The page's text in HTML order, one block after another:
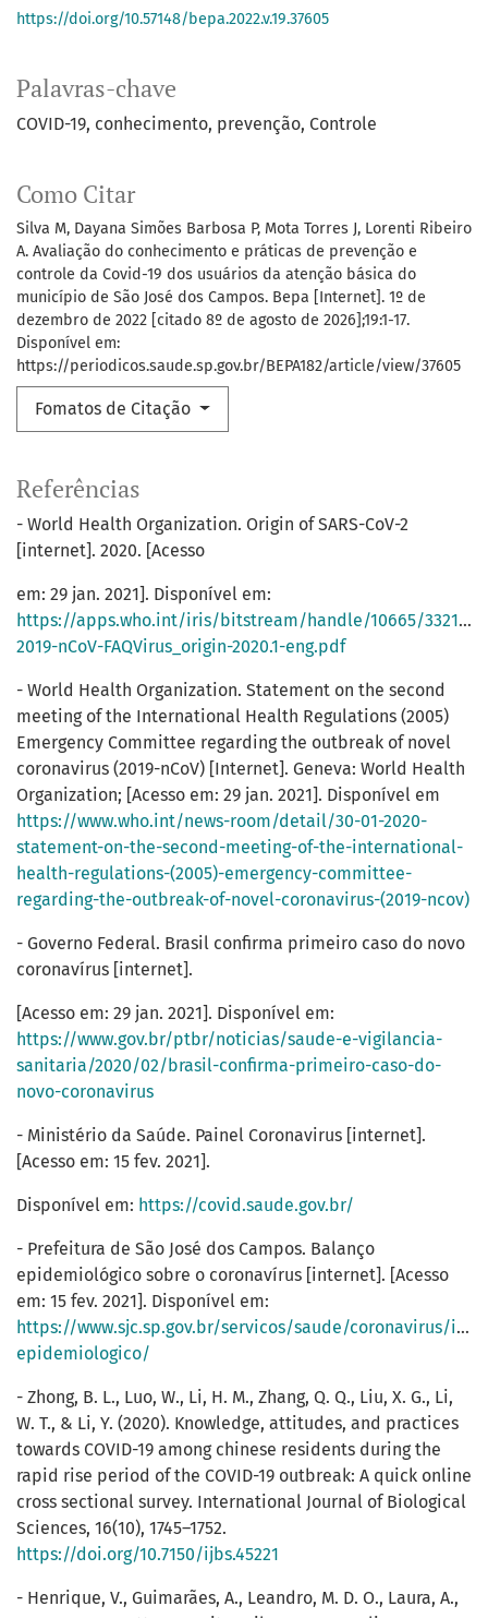
Palavras-chave
COVID-19 conhecimento prevenção Controle
Como Citar
Silva M, Dayana Simões Barbosa P, Mota Torres J, Lorenti Ribeiro
A. Avaliação do conhecimento e práticas de prevenção e
controle da Covid-19 dos usuários da atenção básica do
município de São José dos Campos. Bepa [Internet]. 1º de
dezembro de 2022 [citado 8º de agosto de 2026];19:1-17.
Disponível em:
https://periodicos.saude.sp.gov.br/BEPA182/article/view/37605
Fomatos de Citação
https://doi.org/10.57148/bepa.2022.v.19.37605
Referências
- World Health Organization. Origin of SARS-CoV-2
[internet]. 2020. [Acesso
em: 29 jan. 2021]. Disponível em:
https://apps.who.int/iris/bitstream/handle/10665/332197/
2019-nCoV-FAQVirus_origin-2020.1-eng.pdf
- World Health Organization. Statement on the second
meeting of the International Health Regulations (2005)
Emergency Committee regarding the outbreak of novel
coronavirus (2019-nCoV) [Internet]. Geneva: World Health
Organization; [Acesso em: 29 jan. 2021]. Disponível em
https://www.who.int/news-room/detail/30-01-2020-
statement-on-the-second-meeting-of-the-international-
health-regulations-(2005)-emergency-committee-
regarding-the-outbreak-of-novel-coronavirus-(2019-ncov)
- Governo Federal. Brasil confirma primeiro caso do novo
coronavírus [internet].
[Acesso em: 29 jan. 2021]. Disponível em:
https://www.gov.br/ptbr/noticias/saude-e-vigilancia-
sanitaria/2020/02/brasil-confirma-primeiro-caso-do-
novo-coronavirus
- Ministério da Saúde. Painel Coronavirus [internet].
[Acesso em: 15 fev. 2021].
Disponível em: https://covid.saude.gov.br/
- Prefeitura de São José dos Campos. Balanço
epidemiológico sobre o coronavírus [internet]. [Acesso
em: 15 fev. 2021]. Disponível em:
https://www.sjc.sp.gov.br/servicos/saude/coronavirus/
epidemiologico/
- Zhong, B. L., Luo, W., Li, H. M., Zhang, Q. Q., Liu, X. G., Li,
W. T., & Li, Y. (2020). Knowledge, attitudes, and practices
towards COVID-19 among chinese residents during the
rapid rise period of the COVID-19 outbreak: A quick online
cross sectional survey. International Journal of Biological
Sciences, 16(10), 1745–1752.
https://doi.org/10.7150/ijbs.45221
- Henrique, V., Guimarães, A., Leandro, M. D. O., Laura, A.,